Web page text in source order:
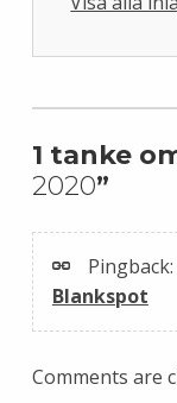
Skip back to main navigation
1 tanke
2020”
Pingback:
Blankspot
Comments are